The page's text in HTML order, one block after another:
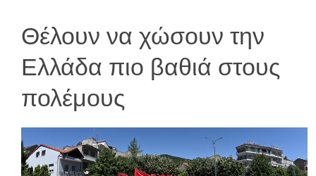
Θέλουν να χώσουν την
Ελλάδα πιο βαθιά στους
πολέμους